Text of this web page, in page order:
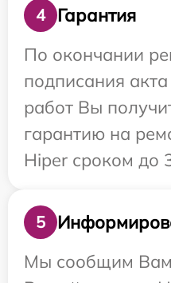
4
Гарантия
По окончании
подписания
работ Вы
гарантию на
Hiper сроком до
5
Мы сообщим Вам